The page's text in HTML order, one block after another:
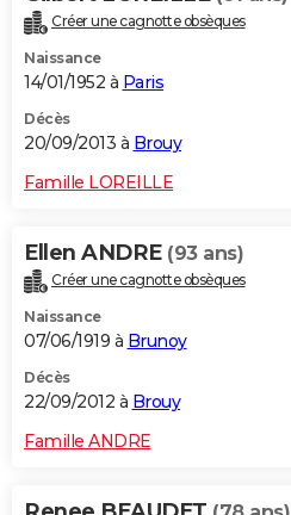
Créer une cagnotte obsèques
Naissance
14/01/1952 à Paris
Décès
20/09/2013 à Brouy
Famille LOREILLE
Ellen ANDRE (93 ans)
Créer une cagnotte obsèques
Naissance
07/06/1919 à Brunoy
Décès
22/09/2012 à Brouy
Famille ANDRE